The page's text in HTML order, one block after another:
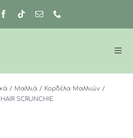
Μαλλιά
Κορδέλα Μαλλιών
SCRUNCHIE